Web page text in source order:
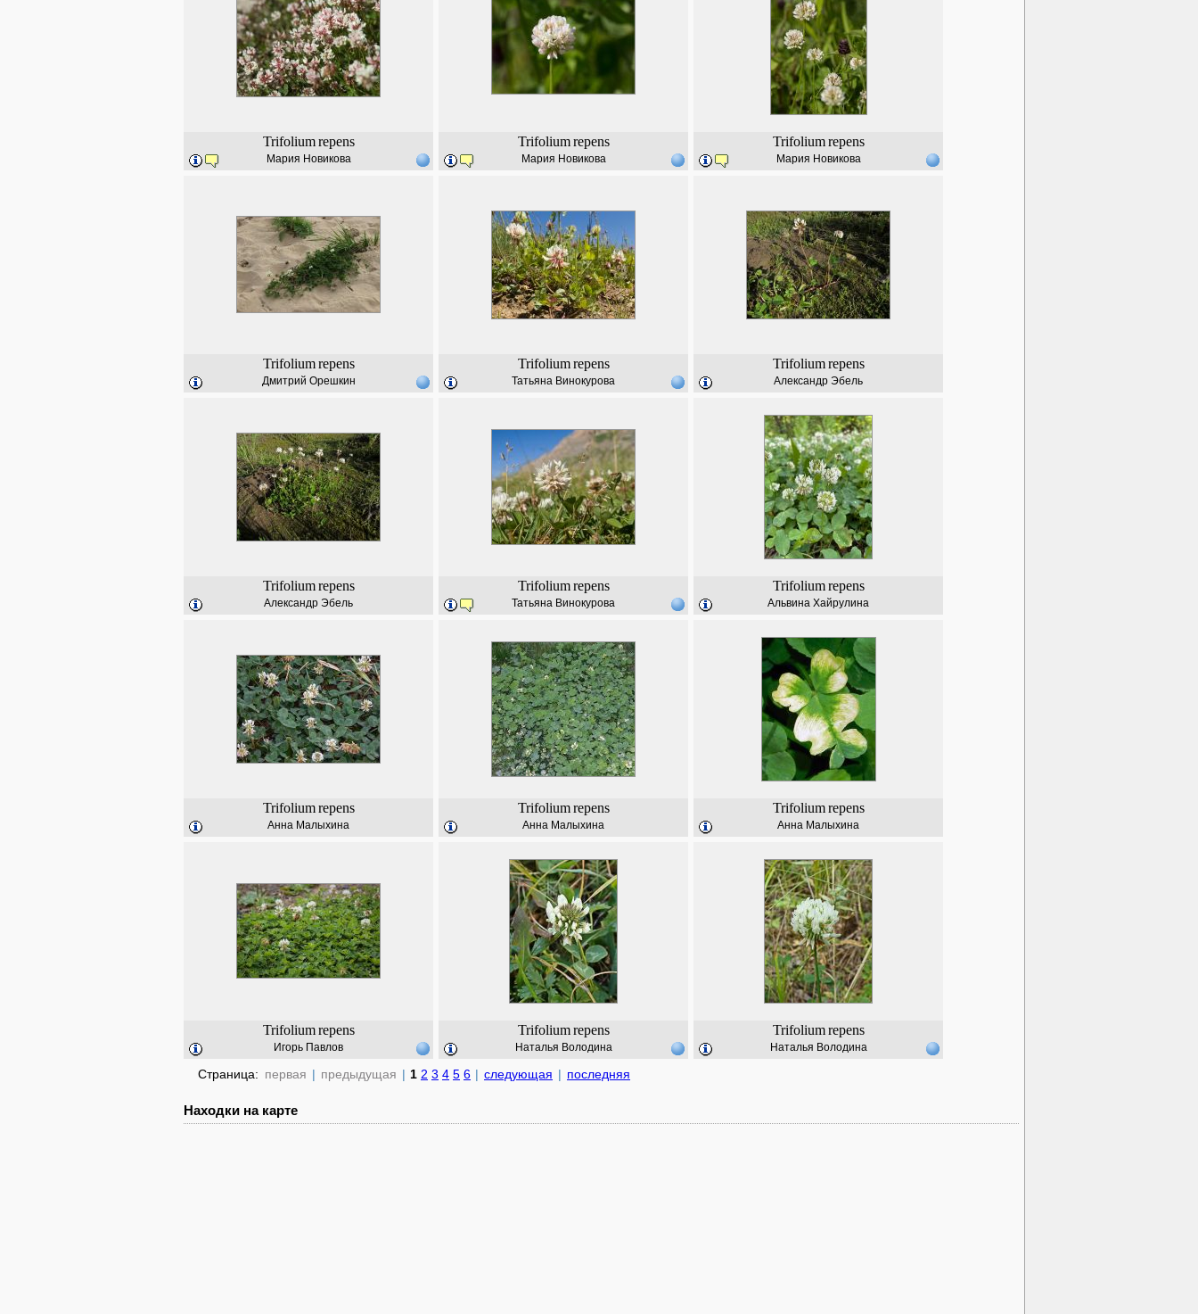
Trifolium repens
Мария Новикова
Trifolium repens
Мария Новикова
Trifolium repens
Мария Новикова
Trifolium repens
Дмитрий Орешкин
Trifolium repens
Татьяна Винокурова
Trifolium repens
Александр Эбель
Trifolium repens
Александр Эбель
Trifolium repens
Татьяна Винокурова
Trifolium repens
Альвина Хайрулина
Trifolium repens
Анна Малыхина
Trifolium repens
Анна Малыхина
Trifolium repens
Анна Малыхина
Trifolium repens
Игорь Павлов
Trifolium repens
Наталья Володина
Trifolium repens
Наталья Володина
Страница: первая | предыдущая | 1 2 3 4 5 6 | следующая | последняя
Находки на карте